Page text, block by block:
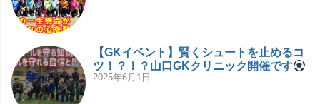
【GKイベント】賢くシュートを止めるコ
ツ！？！？山口GKクリニック開催です
2025年6月1日